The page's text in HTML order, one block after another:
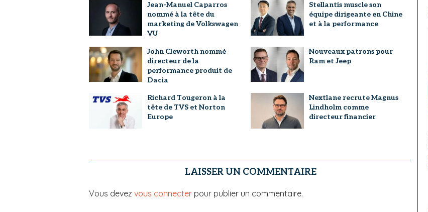
Jean-Manuel Caparros
nommé à la tête du
marketing de Volkswagen
VU
Stellantis muscle son
équipe dirigeante en Chine
et à la performance
John Cleworth nommé
directeur de la
performance produit de
Dacia
Nouveaux patrons pour
Ram et Jeep
Richard Tougeron à la
tête de TVS et Norton
Europe
Nextlane recrute Magnus
Lindholm comme
directeur financier
LAISSER UN COMMENTAIRE
Vous devez vous connecter pour publier un commentaire.